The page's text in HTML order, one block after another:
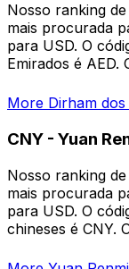
Nosso ranking
mais procurada
para USD. O
More Dirham dos
CNY - Yuan
Nosso ranking
mais procurada
para USD. O
chineses é CNY.